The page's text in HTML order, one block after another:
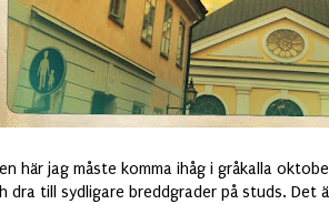
här jag måste komma ihåg i gråkalla
dra till sydligare breddgrader på studs. Det